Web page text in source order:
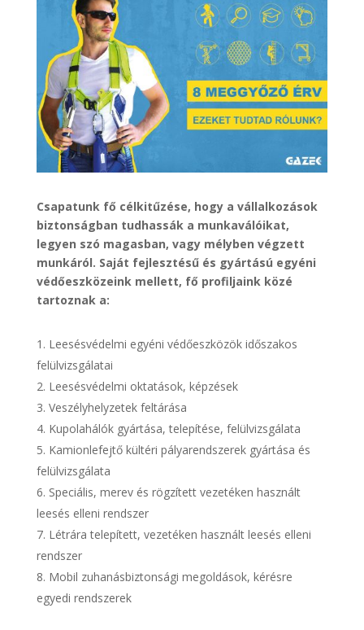
Csapatunk fő célkitűzése, hogy a vállalkozások
biztonságban tudhassák a munkaválóikat,
legyen szó magasban, vagy mélyben végzett
munkáról. Saját fejlesztésű és gyártású egyéni
védőeszközeink mellett, fő profiljaink közé
tartoznak a:
Leesésvédelmi egyéni védőeszközök időszakos
felülvizsgálatai
Leesésvédelmi oktatások, képzések
Veszélyhelyzetek feltárása
Kupolahálók gyártása, telepítése, felülvizsgálata
Kamionlefejtő kültéri pályarendszerek gyártása és
felülvizsgálata
Speciális, merev és rögzített vezetéken használt
leesés elleni rendszer
Létrára telepített, vezetéken használt leesés elleni
rendszer
Mobil zuhanásbiztonsági megoldások, kérésre
egyedi rendszerek